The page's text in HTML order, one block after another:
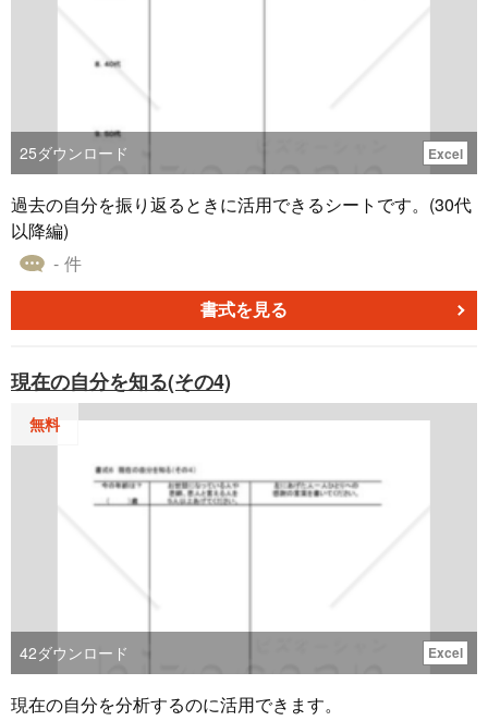
小売・卸売・商社
自社の社名が長いのでとても重宝しています。
2021.08.23
レターパックを利用する機会が多いので、その度の記入す
る作業が省け、とても重宝してます。 提供ありがとうござ
います。 差出欄の電話番号の局番3桁の最初の0が何度入力
しても0が消えてしまい、どうしても2桁表示されてしまい
ます。 どうしたら改善されますでしょうか？
[業種]サービス女性／40代
まさに求めていたものを提供していただきありがとうござ
います。 差出人の電話番号を携帯で入力したいのですが、
090の3桁がどうしても90で表示されてしまいます。 入力の
仕方が悪いのでしょうか。
がとうございます。
[業種] 飲食・宿泊
毎月、母（９８歳）に湿布テープを送っています。レター
25ダウンロード Excel
過去の自分を振り返るときに活用できるシートです。(30代
以降編)
- 件
書式を見る
現在の自分を知る(その4)
無料
42ダウンロード Excel
現在の自分を分析するのに活用できます。